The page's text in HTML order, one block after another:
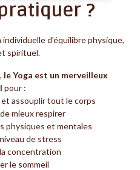
?
d’équilibre physique,
spirituel.
le Yoga est un merveilleux
pour :
assouplir tout le corps
mieux respirer
physiques et mentales
de stress
concentration
le sommeil